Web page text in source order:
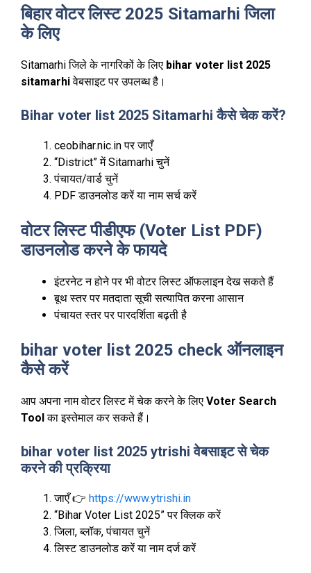
बिहार वोटर लिस्ट 2025 Sitamarhi जिला
के लिए
Sitamarhi जिले के नागरिकों के लिए bihar voter list 2025
sitamarhiवेबसाइट पर उपलब्ध है।
Bihar voter list 2025 Sitamarhi कैसे चेक करें?
ceobihar.nic.in पर जाएँ
“District” में Sitamarhi चुनें
पंचायत/वार्ड चुनें
PDF डाउनलोड करें या नाम सर्च करें
वोटर लिस्ट पीडीएफ (Voter List PDF)
डाउनलोड करने के फायदे
इंटरनेट न होने पर भी वोटर लिस्ट ऑफलाइन देख सकते हैं
बूथ स्तर पर मतदाता सूची सत्यापित करना आसान
पंचायत स्तर पर पारदर्शिता बढ़ती है
bihar voter list 2025 check ऑनलाइन
कैसे करें
आप अपना नाम वोटर लिस्ट में चेक करने के लिए Voter Search
Tool का इस्तेमाल कर सकते हैं।
bihar voter list 2025 ytrishi वेबसाइट से चेक
करने की प्रक्रिया
जाएँ 👉 https://www.ytrishi.in
“Bihar Voter List 2025” पर क्लिक करें
जिला, ब्लॉक, पंचायत चुनें
लिस्ट डाउनलोड करें या नाम दर्ज करें